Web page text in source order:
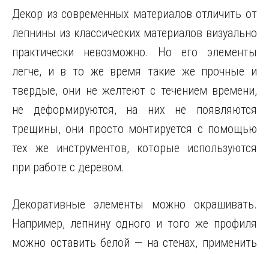
Декор из современных материалов отличить от
лепнины из классических материалов визуально
практически невозможно. Но его элементы
легче, и в то же время такие же прочные и
твердые, они не желтеют с течением времени,
не деформируются, на них не появляются
трещины, они просто монтируется с помощью
тех же инструментов, которые используются
при работе с деревом.
Декоративные элементы можно окрашивать.
Например, лепнину одного и того же профиля
можно оставить белой — на стенах, применить